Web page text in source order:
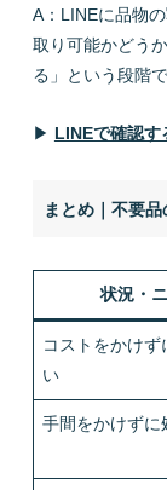
A：LINEに品物
取り可能かどう
る」という段階
▶ LINEで確認す
まとめ｜不要
状況・
コストをかけず
い
手間をかけずに